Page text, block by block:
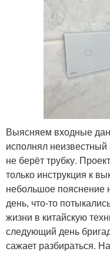
Выясняем входные
исполнял
не берёт трубку.
только инструкция к
небольшое пояснение
день, что-то
жизни в китайскую
следующий день
сажает разбираться.